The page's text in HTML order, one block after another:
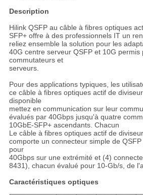
Description
Hilink QSFP au câble à fibres optiques
SFP+ offre à des professionnels IT un
reliez ensemble la solution pour les
40G centre serveur QSFP et 10G permis
commutateurs et
serveurs.
Pour des applications typiques, les
ce câble à fibres optiques actif de
disponible
mettez en communication sur leur
évalués par 40Gbps jusqu'à quatre
10GbE-SFP+ ascendants. Chacun
Le câble à fibres optiques actif de
comporte un connecteur simple de
pour
40Gbps sur une extrémité et (4)
8431), chacun évalué pour 10-Gb/s, de
Caractéristiques optiques